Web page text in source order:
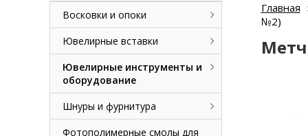
Главная
№2)
Восковки и опоки
Ювелирные вставки
Ювелирные инструменты и
оборудование
Шнуры и фурнитура
Фотополимерные смолы для